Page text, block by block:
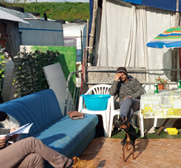
PERCORSI DI